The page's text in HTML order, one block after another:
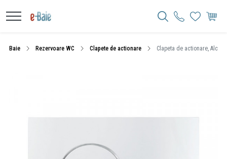
Baie Rezervoare WC Clapete de actionare Clapeta de actionare,